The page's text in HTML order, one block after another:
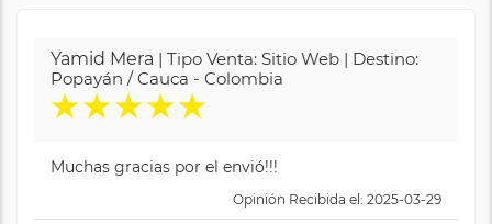
Yamid Mera | Tipo Venta: Sitio Web | Destino:
Popayán / Cauca - Colombia
★★★★★
Muchas gracias por el envió!!!
Opinión Recibida el: 2025-03-29